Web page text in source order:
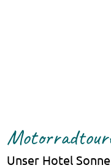
Unser Hotel